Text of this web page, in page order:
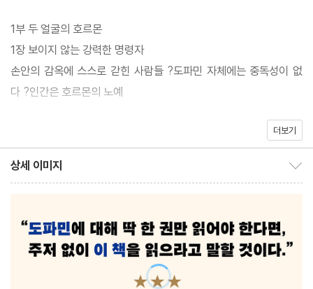
고 무료한 일상에 커다란 즐거움을 주는 쾌락의 호르몬으로 알려져
있다. 문제는, 지나친 도파민 분비가 계속 반복되다 보면 우리 뇌는
점차 더 큰 자극, 더 많은 양을 원하게 되는 중독의 악순환에 빠지게
된다는 점이다.
을 되찾는 구체적이고 실질적인 방법들을 이 책에 담았다. 그가 제시
하는 도파민 디톡스 여정 3단계(1단계 중독 행위 인지하기-2단계
방해 요소 멀리하기-3단계 노력에 대한 보상받기)는 단순히 도파민
사례를 통해 독자가 각 단계를 차근차근 밟을 수 있게 도와준다. 도
파민에 통제당한 삶의 주도권을 되찾고 싶다면, 망설이지 말고 이 친
1부 두 얼굴의 호르몬
1장 보이지 않는 강력한 명령자
손안의 감옥에 스스로 갇힌 사람들 ?도파민 자체에는 중독성이 없
다 ?인간은 호르몬의 노예
자의 최후
3장 중독의 시곗바늘이 향하는 곳
욕망할 것이냐 통제할 것이냐 ?노력 없이 얻는 쾌감이 무서운 이유
?더 많은 양, 더 강한 자극 ?편리한 삶이 주는 딜레마 ?중독에 취약
더보기
상세 이미지